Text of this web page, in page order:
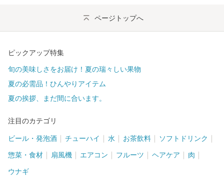
ページトップへ
ピックアップ特集
旬の美味しさをお届け！夏の瑞々しい果物
夏の必需品！ひんやりアイテム
夏の挨拶、まだ間に合います。
注目のカテゴリ
ビール・発泡酒 チューハイ 水 お茶飲料 ソフトドリンク
惣菜・食材 扇風機 エアコン フルーツ ヘアケア 肉
ウナギ